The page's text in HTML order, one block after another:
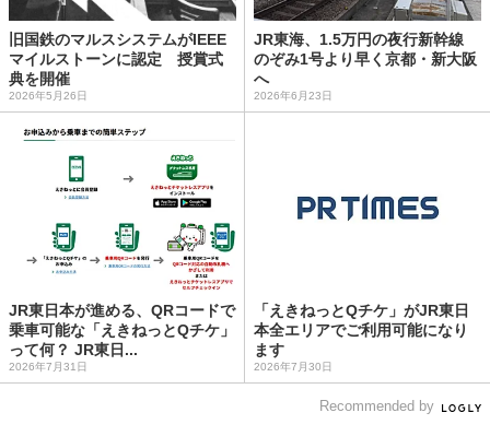
旧国鉄のマルスシステムがIEEE
マイルストーンに認定 授賞式
典を開催
2026年5月26日
JR東海、1.5万円の夜行新幹線
のぞみ1号より早く京都・新大阪
へ
2026年6月23日
JR東日本が進める、QRコードで
乗車可能な「えきねっとQチケ」
って何？ JR東日...
2026年7月31日
「えきねっとQチケ」がJR東日
本全エリアでご利用可能になり
ます
2026年7月30日
Recommended by